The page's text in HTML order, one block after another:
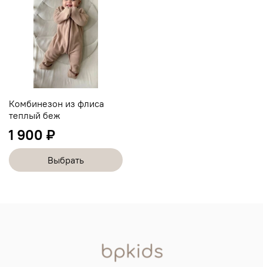
Комбинезон из флиса
теплый беж
1 900 ₽
Выбрать